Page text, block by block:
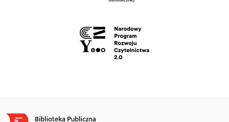
Obraz